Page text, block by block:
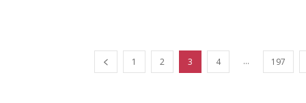
1 2 3 4 ... 197